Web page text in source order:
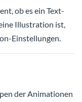
ob es ein Text-
Illustration ist,
Einstellungen.
der Animationen